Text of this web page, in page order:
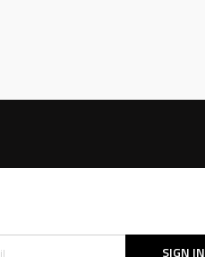
SIGN IN